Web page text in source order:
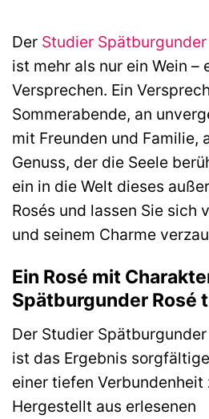
Der Studier Spätburgunder
ist mehr als nur ein Wein –
Versprechen. Ein
Sommerabende, an
mit Freunden und Familie,
Genuss, der die Seele
ein in die Welt dieses
Rosés und lassen Sie sich
und seinem Charme
Ein Rosé mit
Spätburgunder Rosé
Der Studier
ist das Ergebnis
einer tiefen Verbundenheit
Hergestellt aus erlesenen